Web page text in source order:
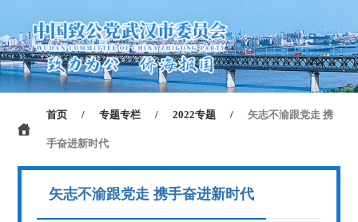
首页 / 专题专栏 / 2022专题 / 矢志不渝跟党走 携
手奋进新时代
矢志不渝跟党走 携手奋进新时代